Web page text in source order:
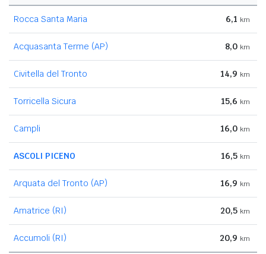
Rocca Santa Maria 6,1 km
Acquasanta Terme (AP) 8,0 km
Civitella del Tronto 14,9 km
Torricella Sicura 15,6 km
Campli 16,0 km
ASCOLI PICENO 16,5 km
Arquata del Tronto (AP) 16,9 km
Amatrice (RI) 20,5 km
Accumoli (RI) 20,9 km